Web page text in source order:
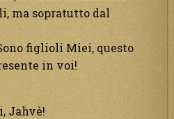
ma sopratutto dal
figlioli Miei, questo
in voi!
Jahvè!